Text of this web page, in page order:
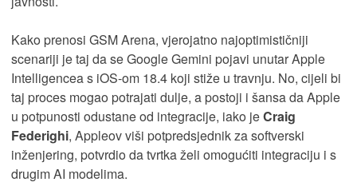
Kako prenosi GSM Arena, vjerojatno najoptimističniji
scenariji je taj da se Google Gemini pojavi unutar Apple
Intelligencea s iOS-om 18.4 koji stiže u travnju. No, cijeli bi
taj proces mogao potrajati dulje, a postoji i šansa da Apple
u potpunosti odustane od integracije, iako jeCraig
Federighi, Appleov viši potpredsjednik za softverski
inženjering, potvrdio da tvrtka želi omogućiti integraciju i s
drugim AI modelima.